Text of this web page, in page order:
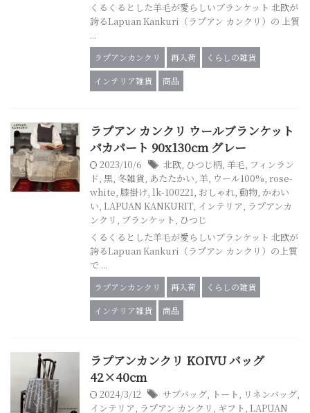
くるくるとした羊毛が愛らしいブランケット 北欧が
誇るLapuan Kankuri（ラプアン カンクリ）の 上質
...
ラプアンカンクリ 再入荷
くらしの雑貨
インテリア雑貨
商品
ラプアン カンクリ ウールブランケット
パカパート 90x130cm グレー
2023/10/6 北欧, ひつじ柄, 羊毛, フィンラン
ド, 黒, 冬雑貨, あたたかい, 羊, ウール100%, rose-
white, 膝掛け, lk-100221, おしゃれ, 動物, かわい
い, LAPUAN KANKURIT, インテリア, ラプアンカ
ンクリ , ブランケット, ひつじ
くるくるとした羊毛が愛らしいブランケット 北欧が
誇るLapuan Kankuri（ラプアン カンクリ）の上質
で ...
ラプアンカンクリ 再入荷
くらしの雑貨
インテリア雑貨
商品
ラプアンカンクリ KOIVU バッグ
42×40cm
2024/3/12 サブバッグ, トート, リネンバッグ,
インテリア, ラプアン カンクリ , ギフト, LAPUAN